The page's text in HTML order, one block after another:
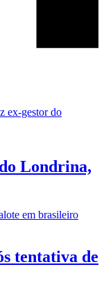
Londrina,
tentativa de